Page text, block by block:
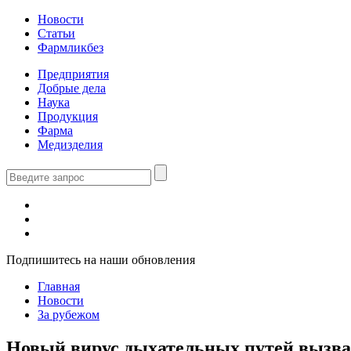
Новости
Статьи
Фармликбез
Предприятия
Добрые дела
Наука
Продукция
Фарма
Медизделия
Подпишитесь на наши обновления
Главная
Новости
За рубежом